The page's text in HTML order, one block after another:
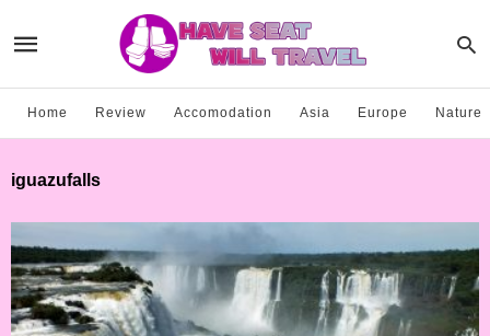
Home Review Accomodation Asia Europe Nature
iguazufalls